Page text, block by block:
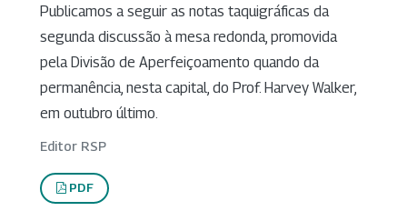
Publicamos a seguir as notas taquigráficas da
segunda discussão à mesa redonda, promovida
pela Divisão de Aperfeiçoamento quando da
permanência, nesta capital, do Prof. Harvey Walker,
em outubro último.
Editor RSP
PDF